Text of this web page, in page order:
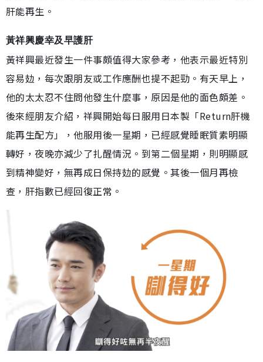
肝能再生。
黃祥興慶幸及早護肝
黃祥興最近發生一件事頗值得大家參考，他表示最近特別
容易攰，每次跟朋友或工作應酬也提不起勁。有天早上，
他的太太忍不住問他發生什麼事，原因是他的面色頗差。
後來經朋友介紹，祥興開始每日服用日本製「Return肝機
能再生配方」，他服用後一星期，已經感覺睡眠質素明顯
轉好，夜晚亦減少了扎醒情況。到第二個星期，則明顯感
到精神變好，無再成日保持攰的感覺。其後一個月再檢
查，肝指數已經回復正常。